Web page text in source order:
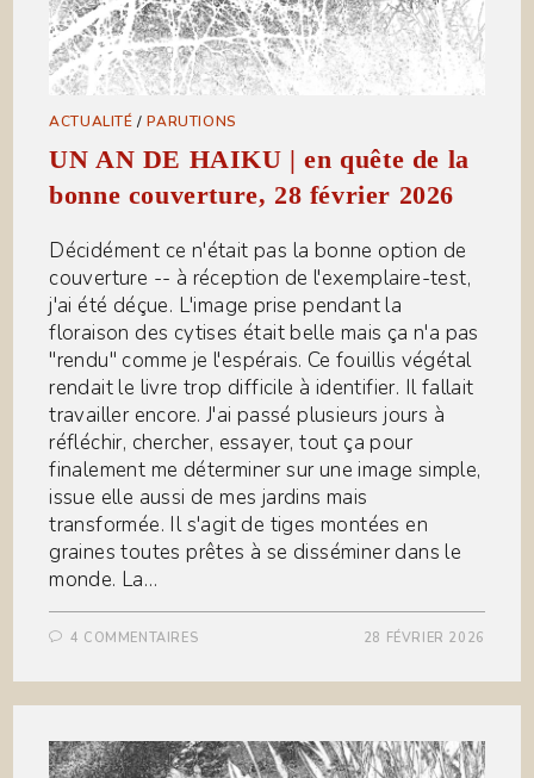
ACTUALITÉ /PARUTIONS
UN AN DE HAIKU | en quête de la
bonne couverture, 28 février 2026
Décidément ce n'était pas la bonne option de
couverture -- à réception de l'exemplaire-test,
j'ai été déçue. L'image prise pendant la
floraison des cytises était belle mais ça n'a pas
"rendu" comme je l'espérais. Ce fouillis végétal
rendait le livre trop difficile à identifier. Il fallait
travailler encore. J'ai passé plusieurs jours à
réfléchir, chercher, essayer, tout ça pour
finalement me déterminer sur une image simple,
issue elle aussi de mes jardins mais
transformée. Il s'agit de tiges montées en
graines toutes prêtes à se disséminer dans le
monde. La…
4 COMMENTAIRES 28 FÉVRIER 2026